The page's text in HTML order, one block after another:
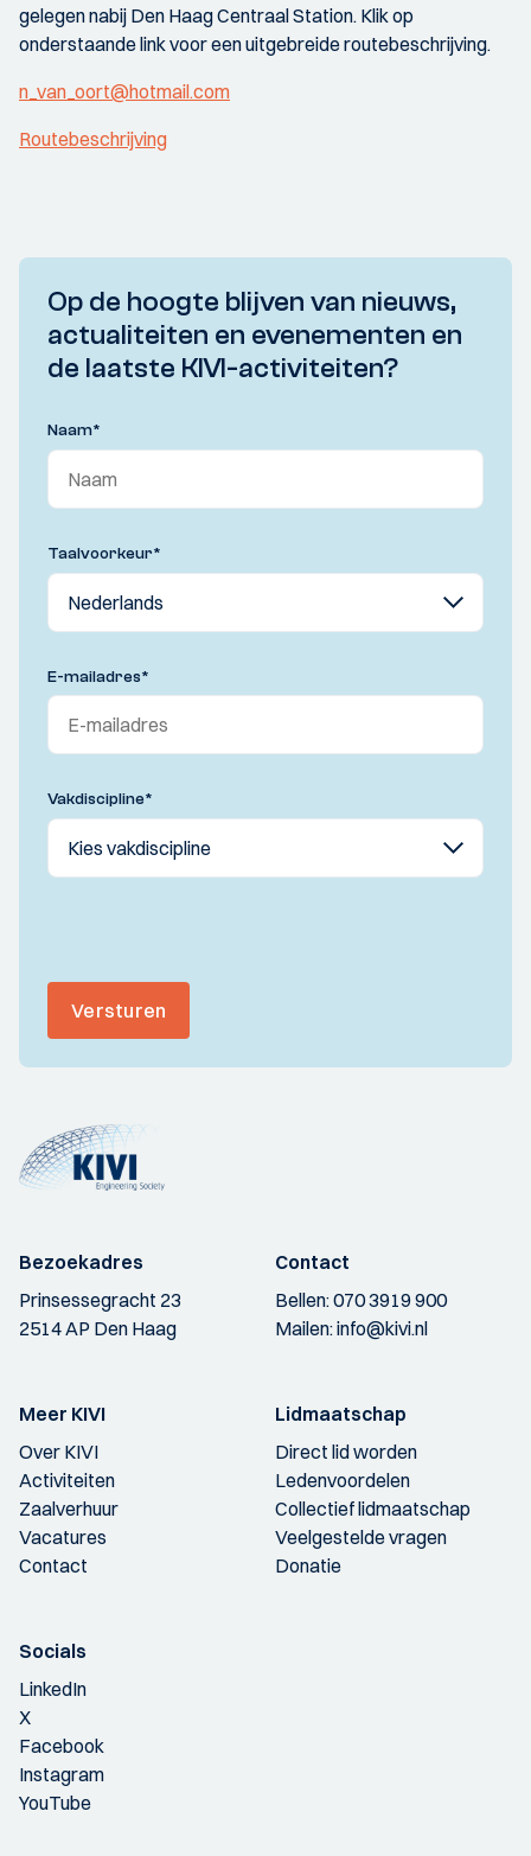
gelegen nabij Den Haag Centraal Station. Klik op
onderstaande link voor een uitgebreide routebeschrijving.
n_van_oort@hotmail.com
Routebeschrijving
Op de hoogte blijven van nieuws,
actualiteiten en evenementen en
de laatste KIVI-activiteiten?
Naam*
Taalvoorkeur*
E-mailadres*
Vakdiscipline*
Versturen
Bezoekadres
Prinsessegracht 23
2514 AP Den Haag
Contact
Bellen:070 3919 900
Mailen:info@kivi.nl
Meer KIVI
Over KIVI
Activiteiten
Zaalverhuur
Vacatures
Contact
Lidmaatschap
Direct lid worden
Ledenvoordelen
Collectief lidmaatschap
Veelgestelde vragen
Donatie
Socials
LinkedIn
X
Facebook
Instagram
YouTube